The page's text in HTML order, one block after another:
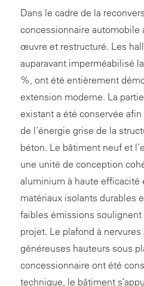
Dans le cadre de la
concessionnaire automobile
œuvre et restructuré. Les
auparavant imperméabilisé
%, ont été entièrement
extension moderne. La
existant a été conservée
de l’énergie grise de la
béton. Le bâtiment neuf et
une unité de conception
aluminium à haute efficacité
matériaux isolants durables
faibles émissions soulignent
projet. Le plafond à
généreuses hauteurs sous
concessionnaire ont été
technique, le bâtiment